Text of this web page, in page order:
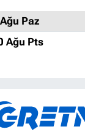
Paz
Ağu Pts